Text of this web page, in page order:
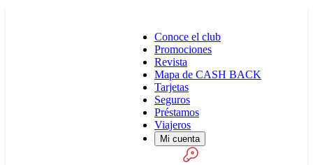
Conoce el club
Promociones
Revista
Mapa de CASH BACK
Tarjetas
Seguros
Préstamos
Viajeros
Mi cuenta